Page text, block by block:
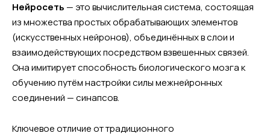
Нейросеть — это вычислительная система, состоящая
из множества простых обрабатывающих элементов
(искусственных нейронов), объединённых в слои и
взаимодействующих посредством взвешенных связей.
Она имитирует способность биологического мозга к
обучению путём настройки силы межнейронных
соединений — синапсов.
Ключевое отличие от традиционного